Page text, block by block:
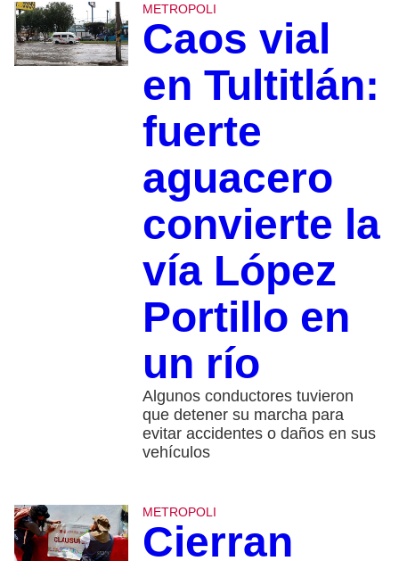
METROPOLI
Caos vial
en Tultitlán:
fuerte
aguacero
convierte la
vía López
Portillo en
un río
Algunos conductores tuvieron
que detener su marcha para
evitar accidentes o daños en sus
vehículos
METROPOLI
Cierran